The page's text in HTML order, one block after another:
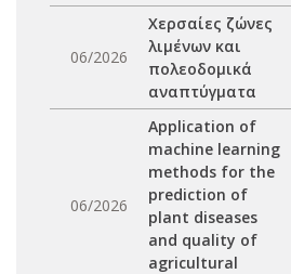
06/2026
Χερσαίες ζώνες
λιμένων και
πολεοδομικά
αναπτύγματα
06/2026
Application of
machine learning
methods for the
prediction of
plant diseases
and quality of
agricultural